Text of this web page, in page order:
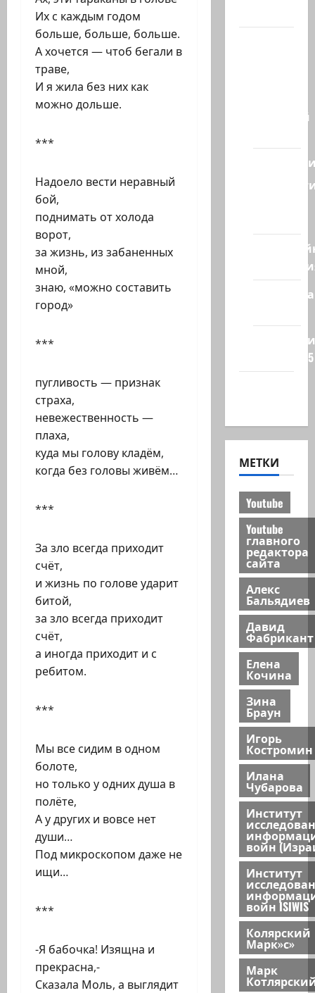
Их с каждым годом
больше, больше, больше.
А хочется — чтоб бегали в
траве,
И я жила без них как
можно дольше.
***
Надоело вести неравный
бой,
поднимать от холода
ворот,
за​ жизнь,​ из​ забаненных
мной,
знаю,​ «можно составить
город»
***
пугливость — признак
страха,
невежественность —
плаха,
куда мы голову кладём,
когда без головы живём…
***
За зло всегда приходит
счёт,
и жизнь по голове ударит
битой,
за зло всегда приходит
счёт,
а иногда приходит и с
ребитом.
***
Мы все сидим в одном
болоте,
но только у одних душа в
полёте,
А у других и вовсе нет
души…
Под микроскопом даже не
ищи…
***
-Я бабочка! Изящна и
прекрасна,-
Сказала Моль, а выглядит
Ближний
Полемика
сайта 2025
МЕТКИ
Youtube
Youtube
главного
редактора
сайта
Алекс
Бальядиев
Давид
Фабрикант
Елена
Кочина
Зина
Браун
Игорь
Костромин
Илана
Чубарова
Институт
войн
Институт
войн ISIWIS
Колярский
Марк»с»
Марк